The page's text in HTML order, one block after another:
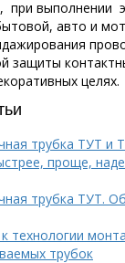
при выполнении
авто и
защиты
целях.
трубка ТУТ и
проще,
трубка ТУТ.
технологии
трубок